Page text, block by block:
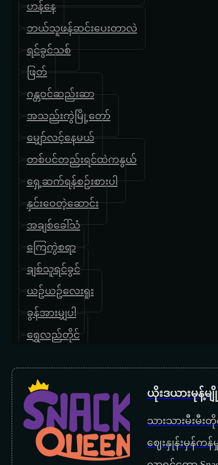
ဟန်နေ
ဘယ်သူဖန်ဆင်းပေးတာလဲ
ရင်ခွင်သစ်
ဖြတ်
ဂန္တဝင်ဆည်းဆာ
အသည်းကွဲမြို့တော်
မျှော်လင့်နေမယ်
တစ်ပင်တည်းရင်ထဲကနွယ်
ရှေ့ဆက်ရန်စဥ်းစားပါ
နှင်းဝေတဲ့ဆောင်း
အချစ်ခေါ်သံ
ကြေကွဲစရာ
ချစ်သူရင်ခွင်
ယဥ်ယဥ်လေးရူး
ခွန်အားမျှပါ
ရွှေလည်တိုင်
ပြန်လာပြီ
အရင်လိုချစ်တုန်းပဲ
မြစ်နှစ်စင်းရဲ့ပင်လယ်
တစ်ခါတလေ
ယိုးဒယားမုန့်
သားသားမီးမီး
ဈေးနှုန်းမှန်က